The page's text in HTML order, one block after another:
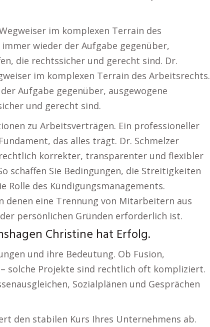
im komplexen Terrain des
wieder der Aufgabe gegenüber,
die rechtssicher und gerecht sind. Dr.
im komplexen Terrain des Arbeitsrechts.
Aufgabe gegenüber, ausgewogene
und gerecht sind.
zu Arbeitsverträgen. Ein professioneller
das alles trägt. Dr. Schmelzer
korrekter, transparenter und flexibler
schaffen Sie Bedingungen, die Streitigkeiten
Rolle des Kündigungsmanagements.
denen eine Trennung von Mitarbeitern aus
persönlichen Gründen erforderlich ist.
Christine hat Erfolg.
und ihre Bedeutung. Ob Fusion,
solche Projekte sind rechtlich oft kompliziert.
Sozialplänen und Gesprächen
den stabilen Kurs Ihres Unternehmens ab.